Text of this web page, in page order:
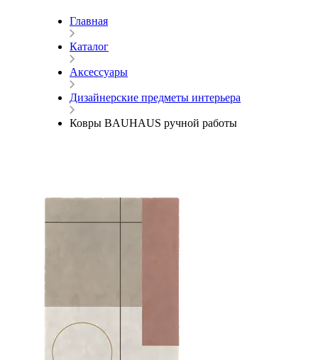
Главная
Каталог
Аксессуары
Дизайнерские предметы интерьера
Ковры BAUHAUS ручной работы